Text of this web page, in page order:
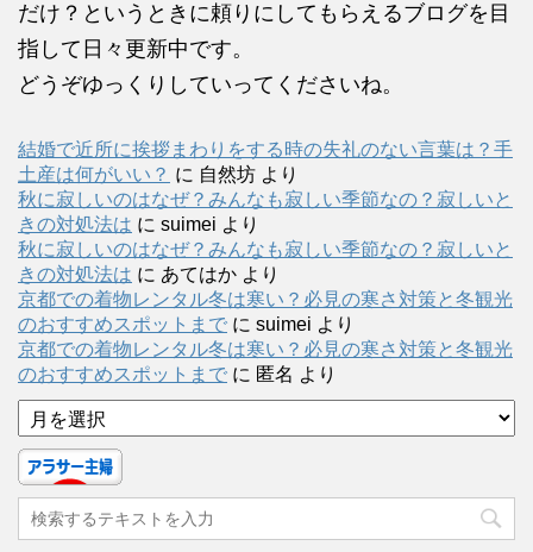
だけ？というときに頼りにしてもらえるブログを目
指して日々更新中です。
どうぞゆっくりしていってくださいね。
結婚で近所に挨拶まわりをする時の失礼のない言葉は？手
土産は何がいい？ に 自然坊 より
秋に寂しいのはなぜ？みんなも寂しい季節なの？寂しいと
きの対処法は に suimei より
秋に寂しいのはなぜ？みんなも寂しい季節なの？寂しいと
きの対処法は に あてはか より
京都での着物レンタル冬は寒い？必見の寒さ対策と冬観光
のおすすめスポットまで に suimei より
京都での着物レンタル冬は寒い？必見の寒さ対策と冬観光
のおすすめスポットまで に 匿名 より
ア
ー
カ
イ
ブ